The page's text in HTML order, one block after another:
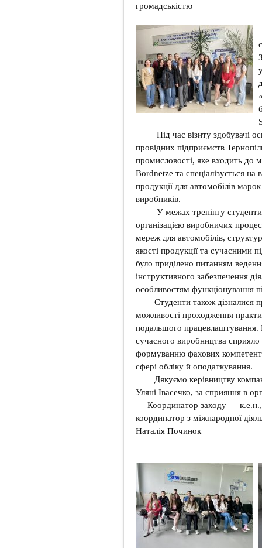
громадськістю
Під час візиту здобувачі
провідних підприємств
промисловості, яке входить до
Bordnetze та спеціалізується на
продукції для автомобілів
виробників.
У межах тренінгу
організацією виробничих
мереж для автомобілів,
якості продукції та сучасними
було приділено питанням
інструктивного забезпечення
особливостям функціонування
Студенти також дізналися
можливості проходження
подальшого
сучасного виробництва
формуванню фахових
сфері обліку й оподаткування.
Дякуємо керівництву
Уляні Івасечко, за сприяння в
Координатор заходу — к.е.н.,
координатор з міжнародної
Наталія Починок